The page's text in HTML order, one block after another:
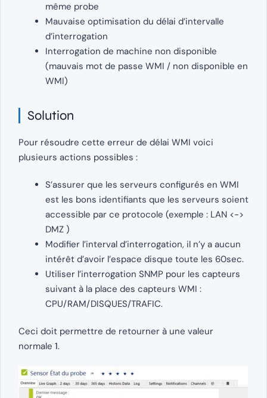
même probe
Mauvaise optimisation du délai d’intervalle
d’interrogation
Interrogation de machine non disponible
(mauvais mot de passe WMI / non disponible en
WMI)
Solution
Pour résoudre cette erreur de délai WMI voici
plusieurs actions possibles :
S’assurer que les serveurs configurés en WMI
est les bons identifiants que les serveurs soient
accessible par ce protocole (exemple : LAN <->
DMZ )
Modifier l’interval d’interrogation, il n’y a aucun
intérêt d’avoir l’espace disque toute les 60sec.
Utiliser l’interrogation SNMP pour les capteurs
suivant à la place des capteurs WMI :
CPU/RAM/DISQUES/TRAFIC.
Ceci doit permettre de retourner à une valeur
normale 1.